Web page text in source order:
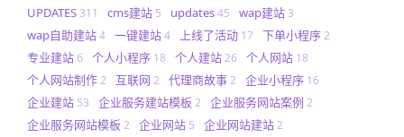
UPDATES 311 cms建站 5 updates45 wap建站 3
wap自助建站4 一键建站4 上线了活动 17 下单小程序2
专业建站6 个人小程序 18 个人建站26 个人网站 18
个人网站制作2 互联网 2 代理商故事2 企业小程序 16
企业建站 53 企业服务建站模板 2 企业服务网站案例 2
企业服务网站模板 2 企业网站 5 企业网站建站2